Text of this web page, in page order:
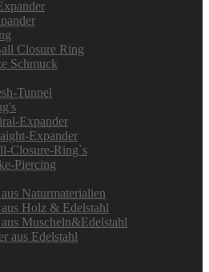
Closure Ring
Schmuck
Tunnel
Expander
Expander
Closure-Ring`s
Piercing
Naturmaterialien
Holz & Edelstahl
Muscheln&Edelstahl
aus Edelstahl